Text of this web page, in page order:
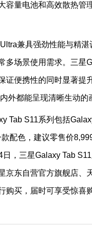
容量电池和高效散热管
兼具强劲性能与精
多场景使用需求。三星
证便携性的同时显著提
外都能呈现清晰生动的
Tab S11系列包括
配色，建议零售价
，三星Galaxy Tab
京东自营官方旗舰店、
购买，届时可享受惊喜